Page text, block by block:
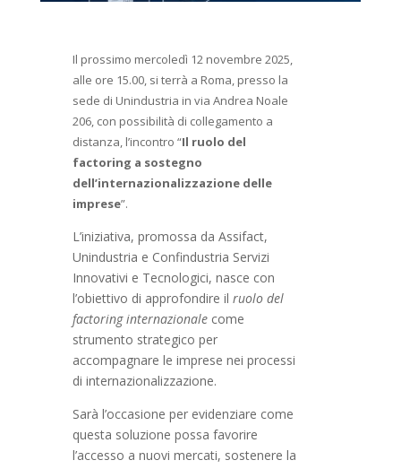
Il prossimo mercoledì 12 novembre 2025,
alle ore 15.00, si terrà a Roma, presso la
sede di Unindustria in via Andrea Noale
206, con possibilità di collegamento a
distanza, l’incontro “Il ruolo del
factoring a sostegno
dell’internazionalizzazione delle
imprese”.
L’iniziativa, promossa da Assifact,
Unindustria e Confindustria Servizi
Innovativi e Tecnologici, nasce con
l’obiettivo di approfondire il ruolo del
factoring internazionalecome
strumento strategico per
accompagnare le imprese nei processi
di internazionalizzazione.
Sarà l’occasione per evidenziare come
questa soluzione possa favorire
l’accesso a nuovi mercati, sostenere la